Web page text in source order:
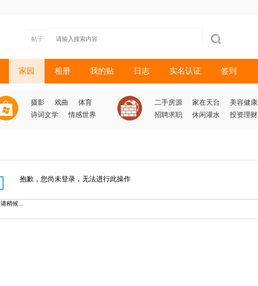
帖子
家园 相册 我的贴 日志 实名认证 签到
摄影 戏曲
体育
诗词文学
情感世界
二手房源 家在天台 美容健康
招聘求职
休闲灌水 投资理财
抱歉，您尚未登录，无法进行此操作
请稍候...